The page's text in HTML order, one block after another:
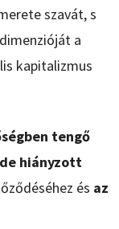
szavát, s
a
kapitalizmus
tengő
hiányzott
és az